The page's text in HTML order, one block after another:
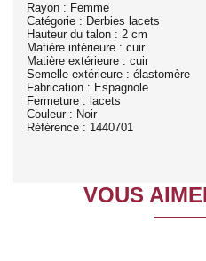
Rayon : Femme
Catégorie : Derbies lacets
Hauteur du talon : 2 cm
Matière intérieure : cuir
Matière extérieure : cuir
Semelle extérieure : élastomère
Fabrication : Espagnole
Fermeture : lacets
Couleur : Noir
Référence : 1440701
VOUS